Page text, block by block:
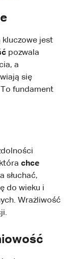
kluczowe jest
pozwala
a
się
fundament
chce
słuchać,
do wieku i
Wrażliwość